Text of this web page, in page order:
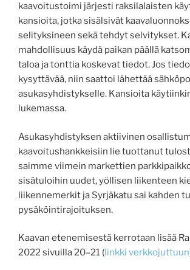
kaavoitustoimi järjesti raksilalaisten
kansioita, jotka sisälsivät
selityksineen sekä tehdyt selvitykset.
mahdollisuus käydä paikan päällä
taloa ja tonttia koskevat tiedot. Jos
kysyttävää, niin saattoi lähettää
asukasyhdistykselle. Kansioita
lukemassa.
Asukasyhdistyksen aktiivinen
kaavoitushankkeisiin lie tuottanut
saimme viimein markettien
sisätuloihin uudet, yöllisen liikenteen
liikennemerkit ja Syrjäkatu sai kahden
pysäköintirajoituksen.
Kaavan etenemisestä kerrotaan lisää
2022 sivuilla 20–21 ( linkki verkkojuttuun